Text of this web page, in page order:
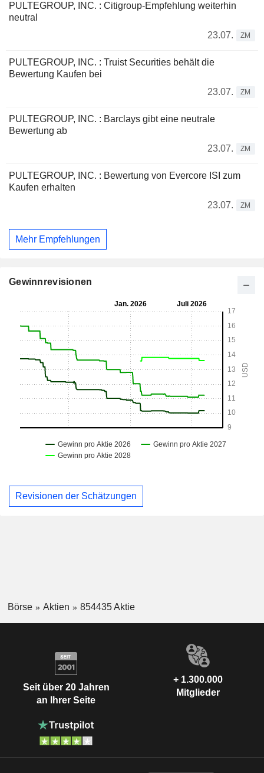
PULTEGROUP, INC. : Citigroup-Empfehlung weiterhin
neutral
23.07.
ZM
PULTEGROUP, INC. : Truist Securities behält die
Bewertung Kaufen bei
23.07.
ZM
PULTEGROUP, INC. : Barclays gibt eine neutrale
Bewertung ab
23.07.
ZM
PULTEGROUP, INC. : Bewertung von Evercore ISI zum
Kaufen erhalten
23.07.
ZM
Mehr Empfehlungen
Gewinnrevisionen
Revisionen der Schätzungen
Börse Aktien 854435 Aktie
Seit über 20 Jahren
an Ihrer Seite
+ 1.300.000
Mitglieder